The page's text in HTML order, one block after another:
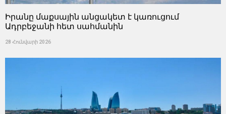
Իրանը մաքսային անցակետ է կառուցում
Ադրբեջանի հետ սահմանին
28 Հունվարի 2026